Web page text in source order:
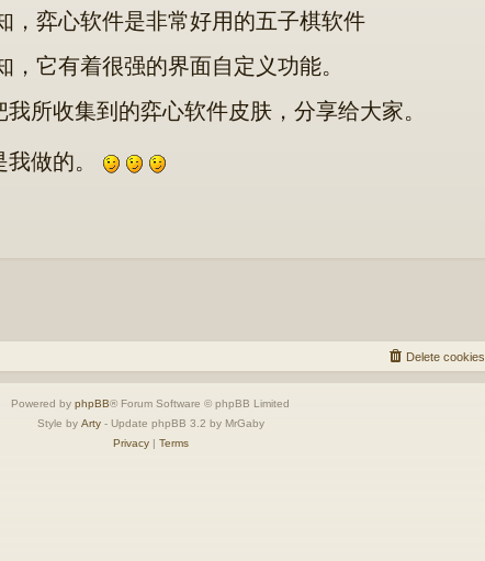
，弈心软件是非常好用的五子棋软件
，它有着很强的界面自定义功能。
所收集到的弈心软件皮肤，分享给大家。
做的。
Delete cookies
Powered by phpBB® Forum Software © phpBB Limited
Style by Arty- Update phpBB 3.2 by MrGaby
Privacy| Terms